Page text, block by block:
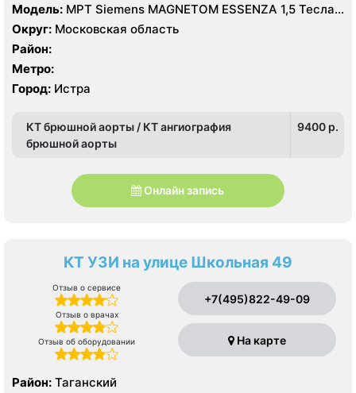
Модель: МРТ Siemens MAGNETOM ESSENZA 1,5 Тесла,
КТ Siemens SOMATOM Scope 16 срезов, УЗИ
Округ: Московская область
Район:
Метро:
Город: Истра
КТ брюшной аорты / КТ ангиография
брюшной аорты
9400 p.
Онлайн запись
КТ УЗИ на улице Школьная 49
Отзыв о сервисе
Отзыв о врачах
Отзыв об оборудовании
+7(495)822-49-09
На карте
Район: Таганский